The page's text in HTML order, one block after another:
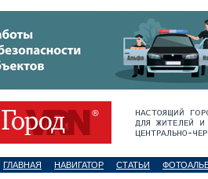
ГЛАВНАЯ НАВИГАТОР СТАТЬИ